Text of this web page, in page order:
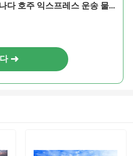
다 호주 익스프레스 운송 물